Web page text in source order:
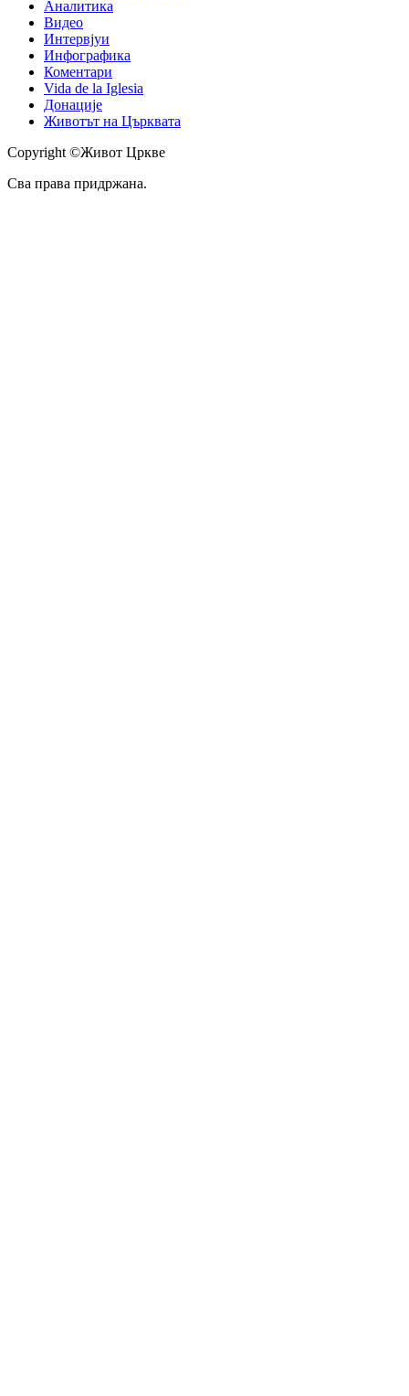
Аналитика
Видео
Интервјуи
Инфографика
Коментари
Vida de la Iglesia
Донације
Животът на Църквата
Copyright ©Живот Цркве
Сва права придржана.